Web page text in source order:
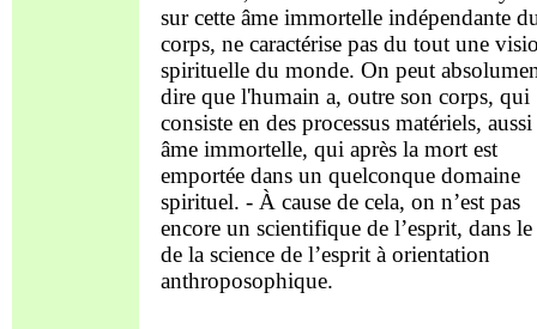
sur cette âme immortelle indépendante
corps, ne caractérise pas du tout une
spirituelle du monde. On peut
dire que l'humain a, outre son corps, qui
consiste en des processus matériels,
âme immortelle, qui après la mort est
emportée dans un quelconque domaine
spirituel. - À cause de cela, on n’est pas
encore un scientifique de l’esprit, dans le
de la science de l’esprit à orientation
anthroposophique.